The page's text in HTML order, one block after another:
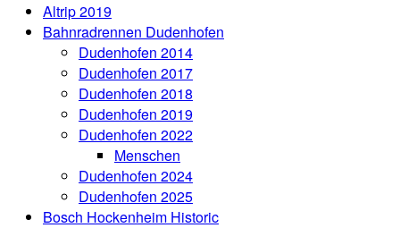
Altrip 2019
Bahnradrennen Dudenhofen
Dudenhofen 2014
Dudenhofen 2017
Dudenhofen 2018
Dudenhofen 2019
Dudenhofen 2022
Menschen
Dudenhofen 2024
Dudenhofen 2025
Bosch Hockenheim Historic